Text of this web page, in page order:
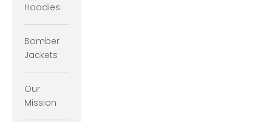
Hoodies
Bomber
Jackets
Our
Mission